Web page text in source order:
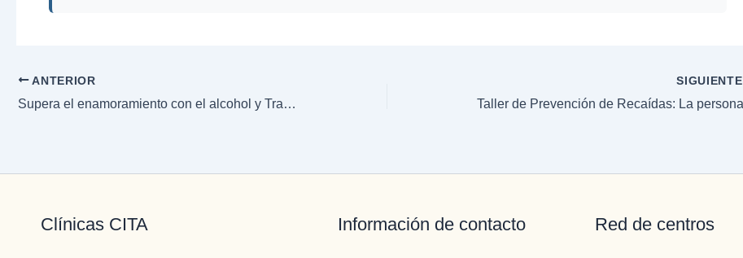
ANTERIOR
Supera el enamoramiento con el alcohol y Tranquimazín
SIGUIENTE
Clínicas CITA Información de contacto Red de centros